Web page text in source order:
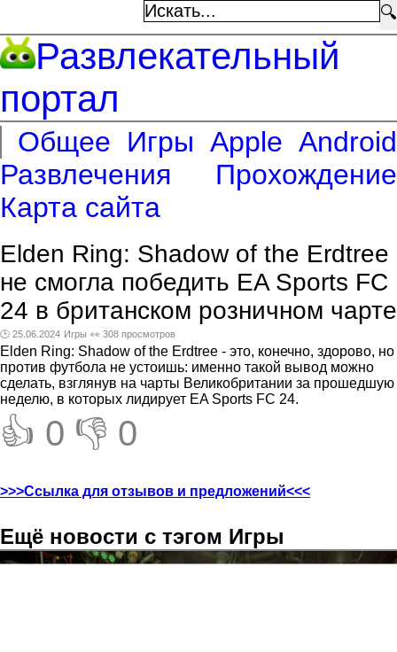
🔍
Развлекательный
портал
Общее Игры Apple Android
Развлечения
Прохождение
Карта сайта
Elden Ring: Shadow of the Erdtree
не смогла победить EA Sports FC
24 в британском розничном чарте
🕑 25.06.2024 Игры 👀 308 просмотров
Elden Ring: Shadow of the Erdtree - это, конечно, здорово, но
против футбола не устоишь: именно такой вывод можно
сделать, взглянув на чарты Великобритании за прошедшую
неделю, в которых лидирует EA Sports FC 24.
👍 0 👎 0
>>>Ссылка для отзывов и предложений<<<
Ещё новости с тэгом Игры